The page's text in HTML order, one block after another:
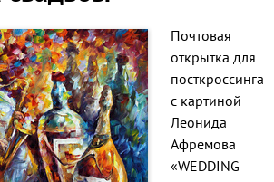
Почтовая
открытка для
посткроссинга
с картиной
Леонида
Афремова
«WEDDING